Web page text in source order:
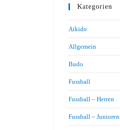
Kategorien
Aikido
Allgemein
Budo
Fussball
Fussball – Herren
Fussball – Junioren